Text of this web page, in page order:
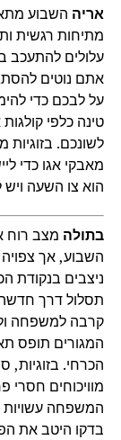
אריה השבוע
מתיחות רגשית
עלולים להתעכב
אתם נוטים
על לבכם כדי
טינה כלפי
לשונכם. בזוגיות
מאבקי אגו כדי
הוא צו השעה ויש
בתולה מצב רוח
השבוע, אך
ניצבים
תסלול דרך חדשה
קרבה למשפחה
המגורים תופס
הכרחי.
מוויכוחים חסרי
המשפחה עשויות
בדקו היטב את